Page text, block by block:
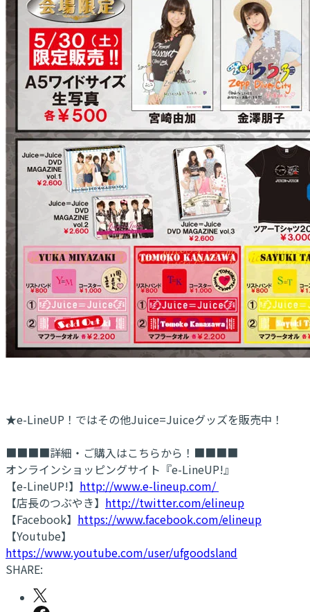
★e-LineUP！ではその他Juice=Juiceグッズを販売中！
■■■■詳細・ご購入はこちらから！■■■■
オンラインショッピングサイト『e-LineUP!』
【e-LineUP!】 http://www.e-lineup.com/
【店長のつぶやき】 http://twitter.com/elineup
【Facebook】 https://www.facebook.com/elineup
【Youtube】
https://www.youtube.com/user/ufgoodsland
SHARE: